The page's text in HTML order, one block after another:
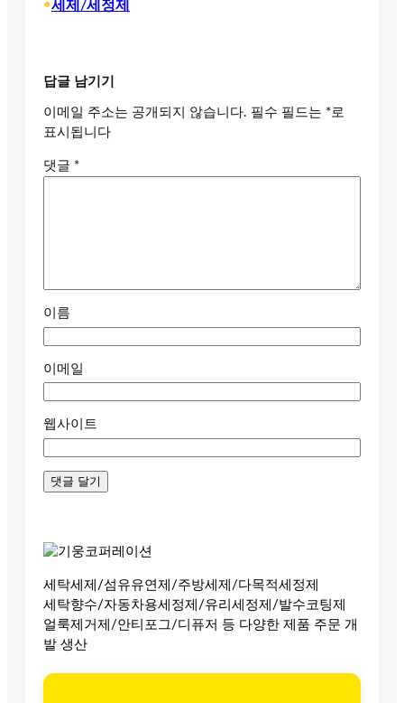
•세제/세정제
답글 남기기
이메일 주소는 공개되지 않습니다. 필수 필드는 *로
표시됩니다
댓글 *
이름
이메일
웹사이트
세탁세제/섬유유연제/주방세제/다목적세정제
세탁향수/자동차용세정제/유리세정제/발수코팅제
얼룩제거제/안티포그/디퓨저 등 다양한 제품 주문 개
발 생산